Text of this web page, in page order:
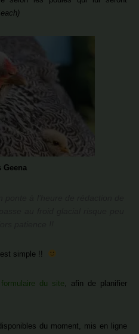
Geena
simple !!
formulaire du site, afin de planifier
du moment, mis en ligne